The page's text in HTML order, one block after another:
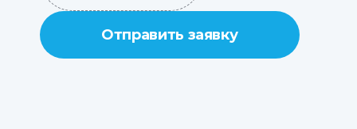
Отправить заявку